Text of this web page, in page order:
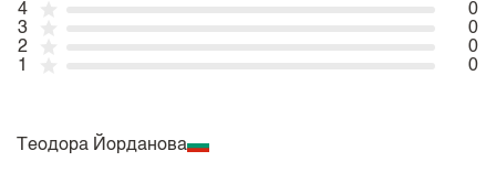
4
0
3
0
2
0
1
0
Теодора Йорданова